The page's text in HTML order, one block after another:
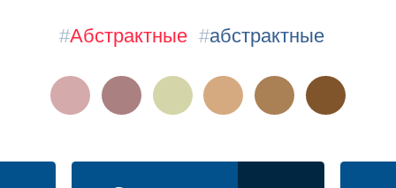
#Абстрактные #абстрактные